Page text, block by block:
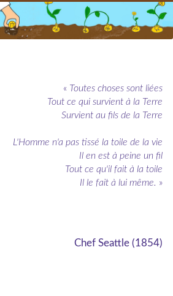
« Toutes choses sont liées
Tout ce qui survient à la Terre
Survient au fils de la Terre
L'Homme n'a pas tissé la toile de la vie
Il en est à peine un fil
Tout ce qu'il fait à la toile
Il le fait à lui même. »
Chef Seattle (1854)